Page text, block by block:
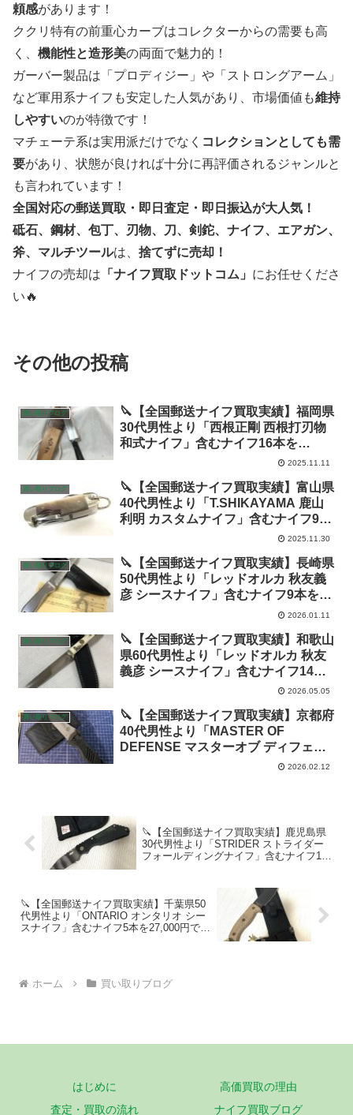
頼感があります！
ククリ特有の前重心カーブはコレクターからの需要も高
く、 機能性と造形美の両面で魅力的！
ガーバー製品は「プロディジー」や「ストロングアーム」
など軍用系ナイフも安定した人気があり、市場価値も維持
しやすいのが特徴です！
マチェーテ系は実用派だけでなく コレクションとしても需
要があり、状態が良ければ十分に再評価されるジャンルと
も言われています！
全国対応の郵送買取・即日査定・即日振込が大人気！
砥石、鋼材、包丁、刃物、刀、剣鉈、ナイフ、エアガン、
斧、マルチツールは、 捨てずに売却！
ナイフの売却は 「ナイフ買取ドットコム」 にお任せくださ
い🔥
その他の投稿
買い取りブログ
🔪【全国郵送ナイフ買取実績】福岡県
30代男性より「西根正剛 西根打刃物
和式ナイフ」含むナイフ16本を
2025.11.11
買い取りブログ
🔪【全国郵送ナイフ買取実績】富山県
40代男性より「T.SHIKAYAMA 鹿山
利明 カスタムナイフ」含むナイフ9本
2025.11.30
買い取りブログ
🔪【全国郵送ナイフ買取実績】長崎県
50代男性より「レッドオルカ 秋友義
彦 シースナイフ」含むナイフ9本を
2026.01.11
買い取りブログ
🔪【全国郵送ナイフ買取実績】和歌山
県60代男性より「レッドオルカ 秋友
義彦 シースナイフ」含むナイフ14本
2026.05.05
買い取りブログ
🔪【全国郵送ナイフ買取実績】京都府
40代男性より「MASTER OF
DEFENSE マスターオブ ディフェン
ス フォールディングナイフ」含むナ
2026.02.12
🔪【全国郵送ナイフ買取実績】鹿児島県
30代男性より「STRIDER ストライダー
フォールディングナイフ」含むナイフ11
🔪【全国郵送ナイフ買取実績】千葉県50
代男性より「ONTARIO オンタリオ シー
スナイフ」含むナイフ5本を27,000円で高
ホーム 買い取りブログ
はじめに
高価買取の理由
査定・買取の流れ
ナイフ買取ブログ